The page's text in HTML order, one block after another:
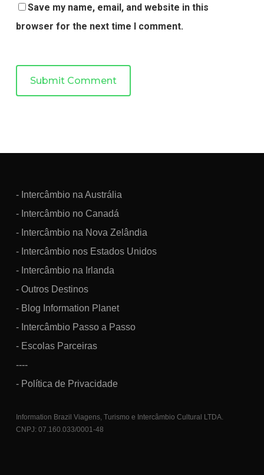
Save my name, email, and website in this
browser for the next time I comment.
- Intercâmbio na Austrália
- Intercâmbio no Canadá
- Intercâmbio na Nova Zelândia
- Intercâmbio nos Estados Unidos
- Intercâmbio na Irlanda
- Outros Destinos
- Blog Information Planet
- Intercâmbio Passo a Passo
- Escolas Parceiras
----
- Política de Privacidade
Information Brazil Viagens, Turismo e Intercâmbio Cultural LTDA.
CNPJ: 07.160.033/0001-48